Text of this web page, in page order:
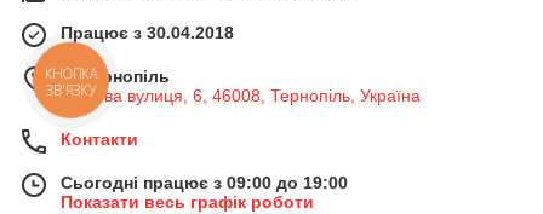
Працює з 30.04.2018
м. Тернопіль
Медова вулиця, 6, 46008, Тернопіль, Україна
Контакти
Сьогодні працює з 09:00 до 19:00
Показати весь графік роботи
КНОПКА
ЗВ'ЯЗКУ